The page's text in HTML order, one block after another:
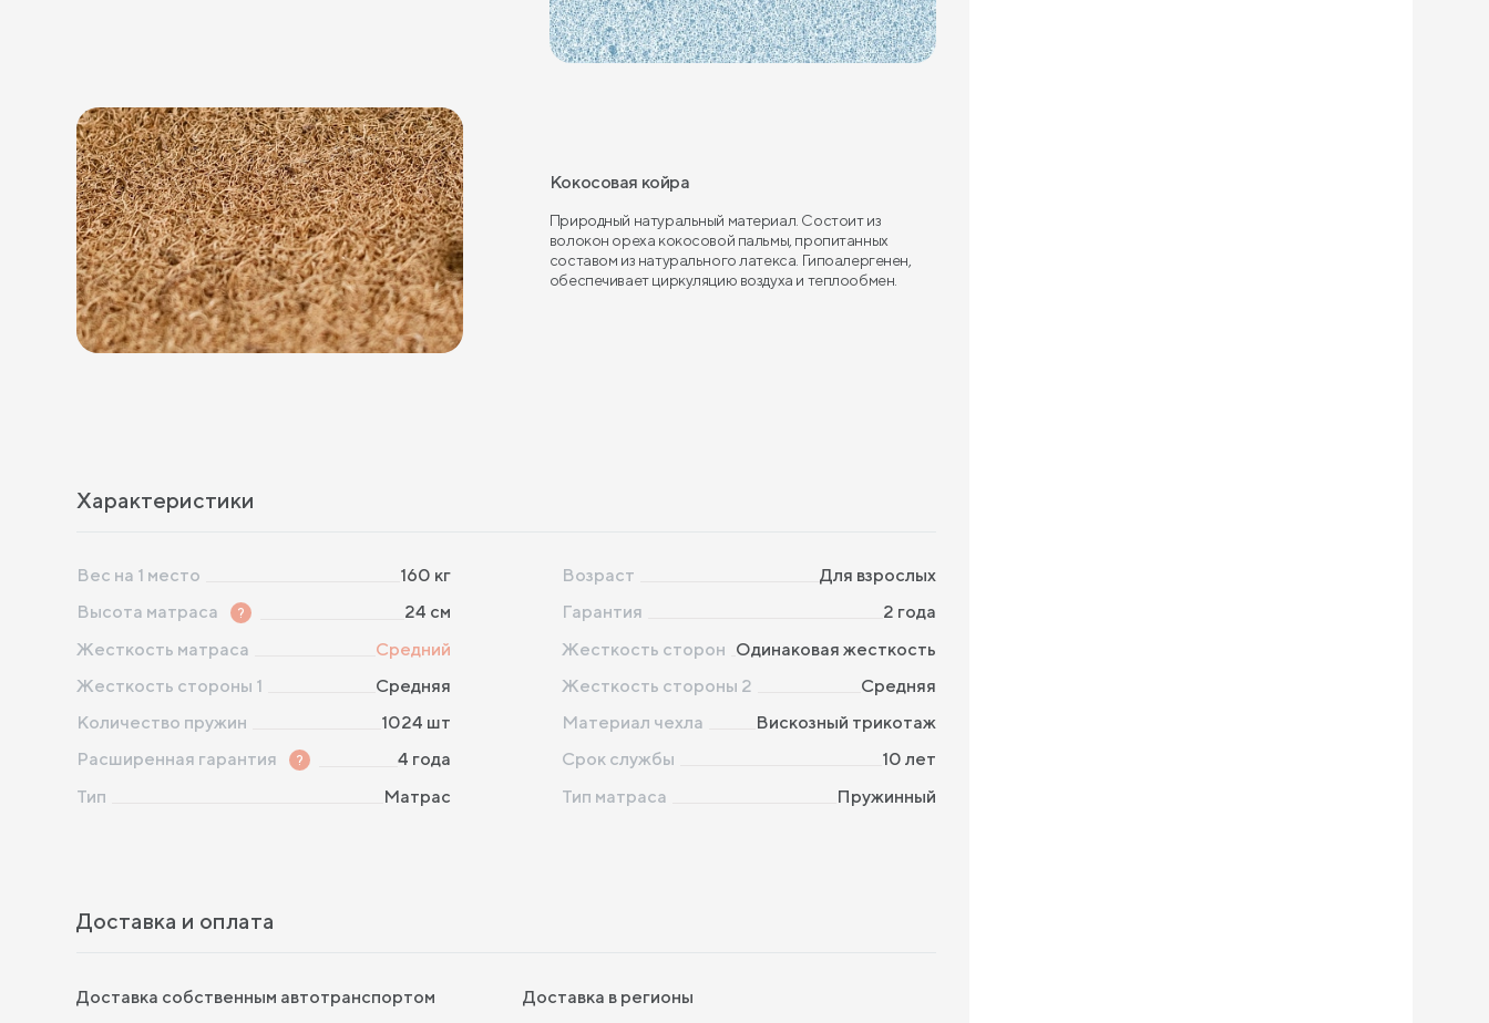
Кокосовая койра
Природный натуральный материал. Состоит из
волокон ореха кокосовой пальмы, пропитанных
составом из натурального латекса. Гипоалергенен,
обеспечивает циркуляцию воздуха и теплообмен.
Характеристики
Вес на 1 место 160 кг Возраст
Для взрослых
Высота матраса
? 24 см Гарантия
2 года
Жесткость матраса
Средний Жесткость сторон Одинаковая жесткость
Жесткость стороны 1
Средняя Жесткость стороны 2
Средняя
Количество пружин
1024 шт Материал чехла
Вискозный трикотаж
Расширенная гарантия
? 4 года Срок службы
10 лет
Тип
Матрас Тип матраса Пружинный
Доставка и оплата
Доставка собственным автотранспортом Доставка в регионы